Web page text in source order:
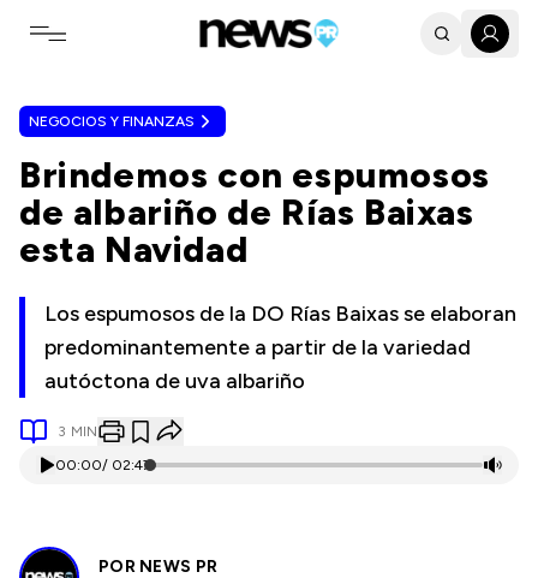
Toggle navigation menu
NEGOCIOS Y FINANZAS
Brindemos con espumosos
de albariño de Rías Baixas
esta Navidad
Los espumosos de la DO Rías Baixas se elaboran
predominantemente a partir de la variedad
autóctona de uva albariño
3 MIN
00:00/ 02:47
POR NEWS PR